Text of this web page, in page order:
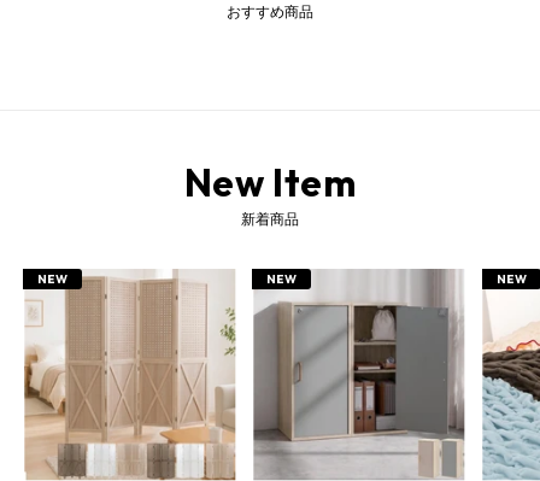
おすすめ商品
New Item
新着商品
NEW NEW NEW